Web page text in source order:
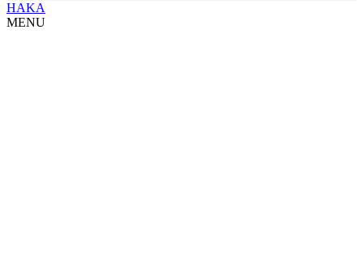
HAKA
MENU